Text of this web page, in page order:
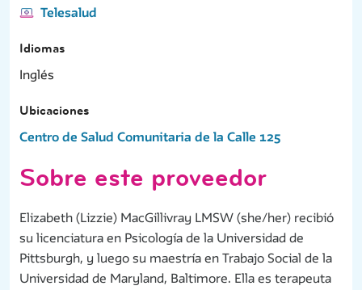
Telesalud
Idiomas
Inglés
Ubicaciones
Centro de Salud Comunitaria de la Calle 125
Sobre este proveedor
Elizabeth (Lizzie) MacGillivray LMSW (she/her) recibió
su licenciatura en Psicología de la Universidad de
Pittsburgh, y luego su maestría en Trabajo Social de la
Universidad de Maryland, Baltimore. Ella es terapeuta